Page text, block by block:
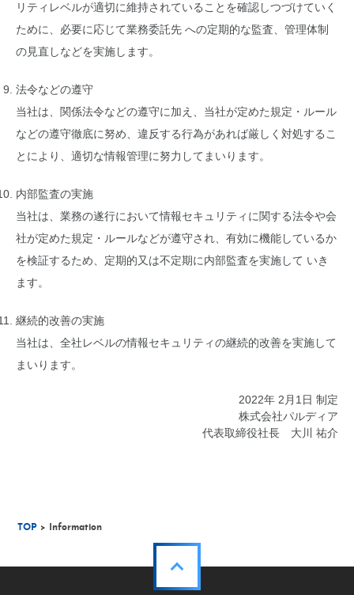
リティレベルが適切に維持されていることを確認しつづけていく
ために、必要に応じて業務委託先 への定期的な監査、管理体制
の見直しなどを実施します。
法令などの遵守
当社は、関係法令などの遵守に加え、当社が定めた規定・ルール
などの遵守徹底に努め、違反する行為があれば厳しく対処するこ
とにより、適切な情報管理に努力してまいります。
内部監査の実施
当社は、業務の遂行において情報セキュリティに関する法令や会
社が定めた規定・ルールなどが遵守され、有効に機能しているか
を検証するため、定期的又は不定期に内部監査を実施して いき
ます。
継続的改善の実施
当社は、全社レベルの情報セキュリティの継続的改善を実施して
まいります。
2022年 2月1日 制定
株式会社パルディア
代表取締役社長 大川 祐介
TOP > Information